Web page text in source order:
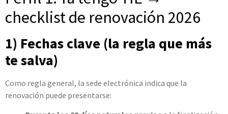
checklist de renovación 2026
1) Fechas clave (la regla que más
te salva)
Como regla general, la sede electrónica indica que la
renovación puede presentarse: